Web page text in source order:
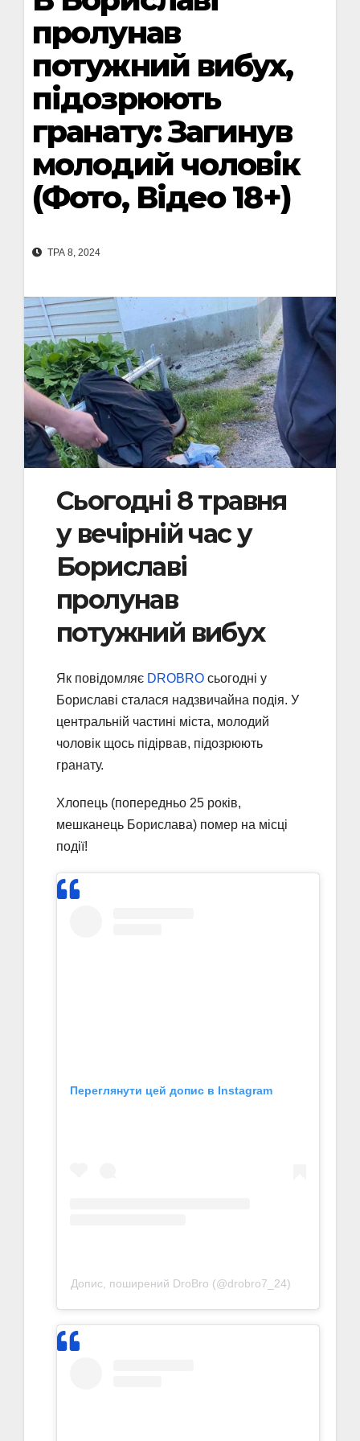
пролунав
потужний вибух,
підозрюють
гранату: Загинув
молодий чоловік
(Фото, Відео 18+)
ТРА 8, 2024
Сьогодні 8 травня
у вечірній час у
Бориславі
пролунав
потужний вибух
Як повідомляє DROBRO сьогодні у
Бориславі сталася надзвичайна подія. У
центральній частині міста, молодий
чоловік щось підірвав, підозрюють
гранату.
Хлопець (попередньо 25 років,
мешканець Борислава) помер на місці
події!
Переглянути цей допис в Instagram
Допис, поширений DroBro (@drobro7_24)